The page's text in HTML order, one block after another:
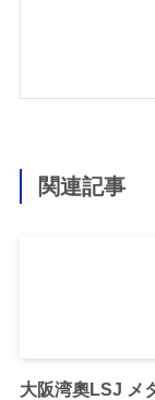
関連記事
大阪湾奧LSJ メ